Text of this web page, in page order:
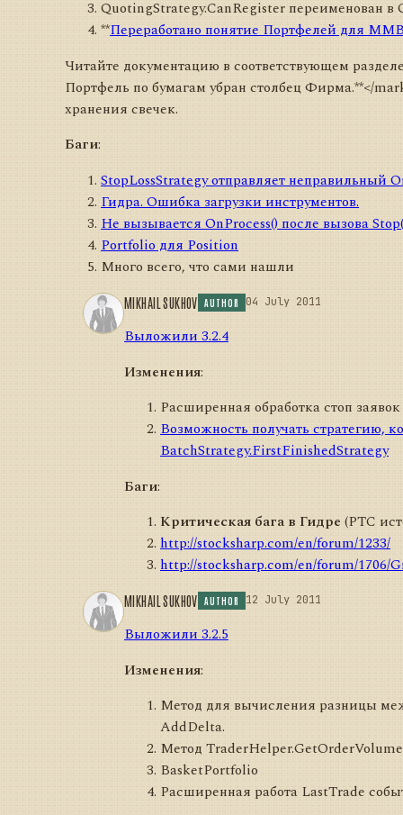
QuotingStrategy.CanRegister переименован в
**Переработано понятие Портфелей для
Читайте документацию в соответствующем
Портфель по бумагам убран столбец Фирма.**</
хранения свечек.
Баги:
StopLossStrategy отправляет неправильный
Гидра. Ошибка загрузки инструментов.
Не вызывается OnProcess() после вызова
Portfolio для Position
Много всего, что сами нашли
MIKHAIL SUKHOV AUTHOR 04 July 2011
Выложили 3.2.4
Изменения:
Расширенная обработка стоп
Возможность получать стратегию,
BatchStrategy.FirstFinishedStrategy
Баги:
Критическая бага в Гидре (РТС
http://stocksharp.com/en/forum/1233/
http://stocksharp.com/en/forum/1706/
MIKHAIL SUKHOV AUTHOR 12 July 2011
Выложили 3.2.5
Изменения:
Метод для вычисления разницы
AddDelta.
Метод
BasketPortfolio
Расширенная работа LastTrade